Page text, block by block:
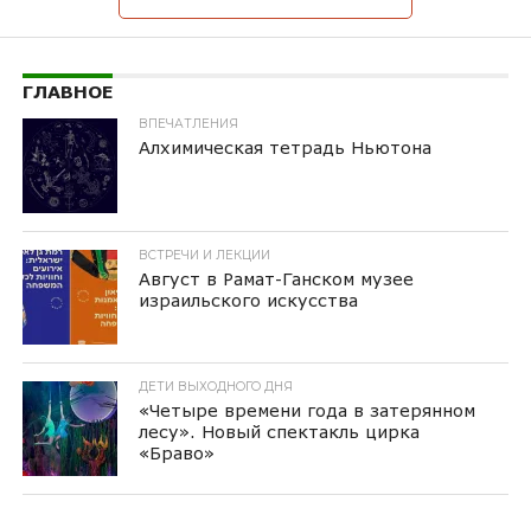
ГЛАВНОЕ
ВПЕЧАТЛЕНИЯ
Алхимическая тетрадь Ньютона
ВСТРЕЧИ И ЛЕКЦИИ
Август в Рамат-Ганском музее
израильского искусства
ДЕТИ ВЫХОДНОГО ДНЯ
«Четыре времени года в затерянном
лесу». Новый спектакль цирка
«Браво»